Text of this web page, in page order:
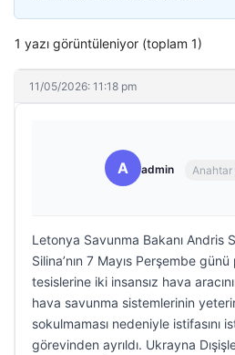
1 yazı görüntüleniyor (toplam 1)
11/05/2026: 11:18 pm
A admin
Letonya Savunma Bakanı Andris
Silina’nın 7 Mayıs Perşembe
tesislerine iki insansız hava
hava savunma sistemlerinin
sokulmaması nedeniyle istifasını
görevinden ayrıldı. Ukrayna